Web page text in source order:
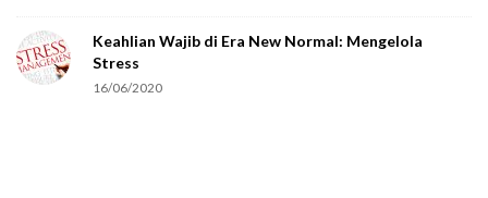
Keahlian Wajib di Era New Normal: Mengelola
Stress
16/06/2020